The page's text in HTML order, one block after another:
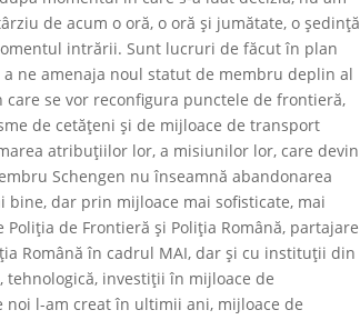
de acum o oră, o oră și jumătate, o ședință
intrării. Sunt lucruri de făcut în plan
ne amenaja noul statut de membru deplin al
se vor reconfigura punctele de frontieră,
de cetățeni și de mijloace de transport
atribuțiilor lor, a misiunilor lor, care devin
Schengen nu înseamnă abandonarea
dar prin mijloace mai sofisticate, mai
de Frontieră și Poliția Română, partajare
Română în cadrul MAI, dar și cu instituții din
investiții în mijloace de
l-am creat în ultimii ani, mijloace de